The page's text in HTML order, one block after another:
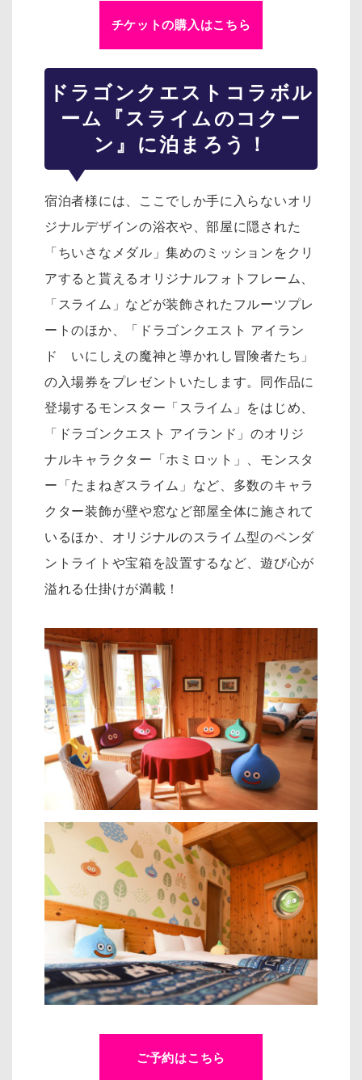
チケットの購入はこちら
ドラゴンクエスト コラボル
ーム『スライムのコクー
ン』に泊まろう！
宿泊者様には、ここでしか手に入らないオリ
ジナルデザインの浴衣や、部屋に隠された
「ちいさなメダル」集めのミッションをクリ
アすると貰えるオリジナルフォトフレーム、
「スライム」などが装飾されたフルーツプレ
ートのほか、「ドラゴンクエスト アイラン
ド いにしえの魔神と導かれし冒険者たち」
の入場券をプレゼントいたします。同作品に
登場するモンスター「スライム」をはじめ、
「ドラゴンクエスト アイランド」のオリジ
ナルキャラクター「ホミロット」、モンスタ
ー「たまねぎスライム」など、多数のキャラ
クター装飾が壁や窓など部屋全体に施されて
いるほか、オリジナルのスライム型のペンダ
ントライトや宝箱を設置するなど、遊び心が
溢れる仕掛けが満載！
ご予約はこちら